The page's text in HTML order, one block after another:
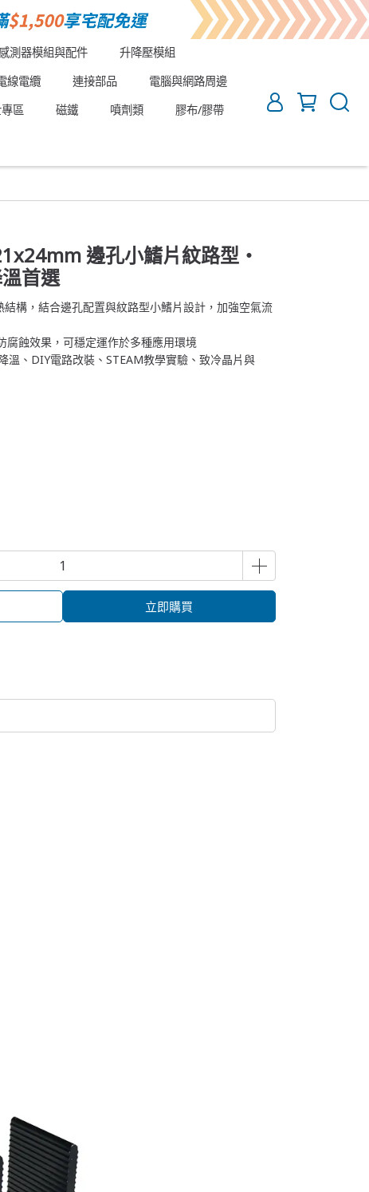
感測器模組與配件
升降壓模組
線電纜 連接部品
電腦與網路周邊
區 磁鐵 噴劑類 膠布/膠帶
邊孔小鰭片紋路型・
首選
結構，結合邊孔配置與紋路型小鰭片設計，加強空氣流
蝕效果，可穩定運作於多種應用環境
溫、DIY電路改裝、STEAM教學實驗、致冷晶片與
立即購買